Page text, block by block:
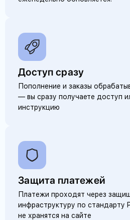
Доступ сразу
Пополнение и заказы
— вы сразу получаете доступ
инструкцию
Защита платежей
Платежи проходят через
инфраструктуру по стандарту
не хранятся на сайте